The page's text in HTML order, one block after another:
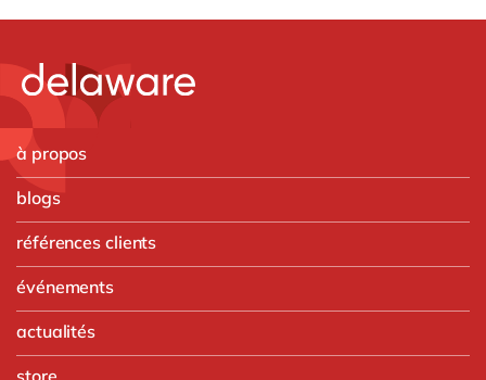
à propos
blogs
références clients
événements
actualités
store